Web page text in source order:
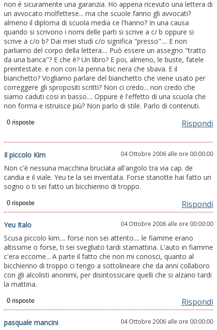
non è sicuramente una garanzia. Ho appena ricevuto una lettera di
un avvocato molfettese... ma che scuole fanno gli avvocati?
almeno il diploma di scuola media ce l'hanno? In una causa
quando si scrivono i nomi delle parti si scrive a c/ b oppure si
scrive a c/o b? Dai miei studi c/o significa "presso".... E non
parliamo del corpo della lettera.... Può essere un assegno "tratto
da una banca"? E che è? Un libro? E poi, almeno, le buste, fatele
preintestate. e non con la penna bic nera che sbava. E il
bianchetto? Vogliamo parlare del bianchetto che viene usato per
correggere gli spropositi scritti? Non ci credo... non credo che
siamo caduti cosi in basso.... Oppure è l'effetto di una scuola che
non forma e istruisce più? Non parlo di stile. Parlo di contenuti.
Rispondi
Il piccolo Kim 04 Ottobre 2006 alle ore 00:00:00
Non c'è nessuna macchina bruciata all'angolo tra via cap. de
candia e il viale. Yeu te la sei inventata. Forse stanotte hai fatto un
sogno o ti sei fatto un bicchierino di troppo.
Rispondi
Yeu Italo 04 Ottobre 2006 alle ore 00:00:00
Scusa piccolo kim.... forse non sei attento.... le fiamme erano
altissime o forse, ti sei svegliato tardi stamattina. L'auto in fiamme
c'era eccome... A parte il fatto che non mi conosci, quanto al
bicchierino di troppo ci tengo a sottolineare che da anni collaboro
con gli alcolisti anonimi, per disintossicare quelli che si alzano tardi
la mattina.
Rispondi
pasquale mancini 04 Ottobre 2006 alle ore 00:00:00